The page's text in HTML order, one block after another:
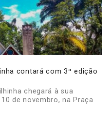
contará com 3ª edição
chegará à sua
de novembro, na Praça